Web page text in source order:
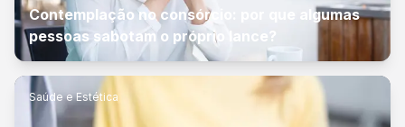
Contemplação no consórcio: por que algumas
pessoas sabotam o próprio lance?
Saúde e Estética